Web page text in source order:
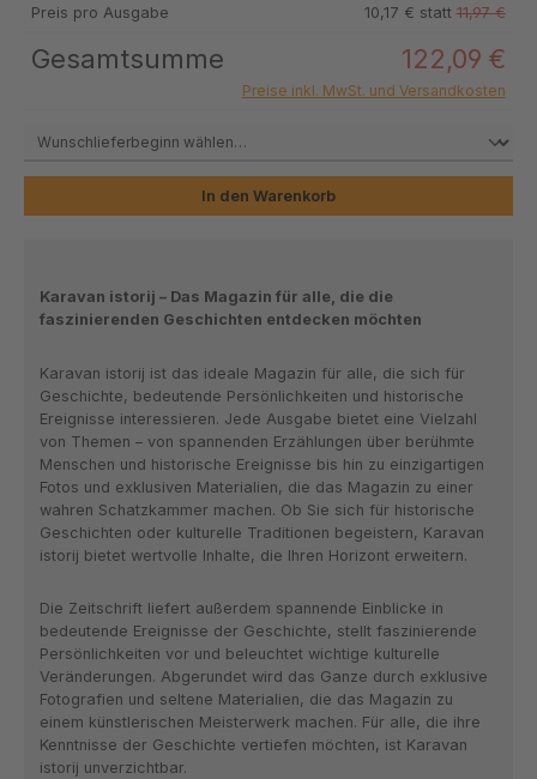
Preis pro Ausgabe 10,17 € statt 11,97 €
Gesamtsumme 122,09 €
Preise inkl. MwSt. und Versandkosten
In den Warenkorb
Karavan istorij – Das Magazin für alle, die die
faszinierenden Geschichten entdecken möchten
Karavan istorij ist das ideale Magazin für alle, die sich für
Geschichte, bedeutende Persönlichkeiten und historische
Ereignisse interessieren. Jede Ausgabe bietet eine Vielzahl
von Themen – von spannenden Erzählungen über berühmte
Menschen und historische Ereignisse bis hin zu einzigartigen
Fotos und exklusiven Materialien, die das Magazin zu einer
wahren Schatzkammer machen. Ob Sie sich für historische
Geschichten oder kulturelle Traditionen begeistern, Karavan
istorij bietet wertvolle Inhalte, die Ihren Horizont erweitern.
Die Zeitschrift liefert außerdem spannende Einblicke in
bedeutende Ereignisse der Geschichte, stellt faszinierende
Persönlichkeiten vor und beleuchtet wichtige kulturelle
Veränderungen. Abgerundet wird das Ganze durch exklusive
Fotografien und seltene Materialien, die das Magazin zu
einem künstlerischen Meisterwerk machen. Für alle, die ihre
Kenntnisse der Geschichte vertiefen möchten, ist Karavan
istorij unverzichtbar.